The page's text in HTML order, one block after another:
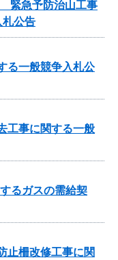
緊急予防治山工事
札公告
る一般競争入札公
工事に関する一般
るガスの需給契
止柵改修工事に関